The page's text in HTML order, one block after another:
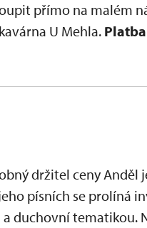
přímo na malém
U Mehla.
držitel ceny Anděl
písních se prolíná
duchovní tematikou.